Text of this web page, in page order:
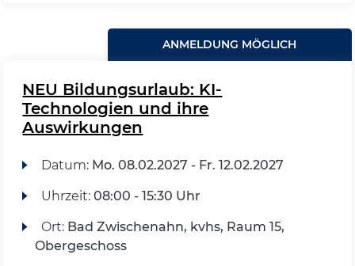
ANMELDUNG MÖGLICH
NEU Bildungsurlaub: KI-
Technologien und ihre
Auswirkungen
Datum: Mo. 08.02.2027 - Fr. 12.02.2027
Uhrzeit: 08:00 - 15:30 Uhr
Ort: Bad Zwischenahn, kvhs, Raum 15,
Obergeschoss